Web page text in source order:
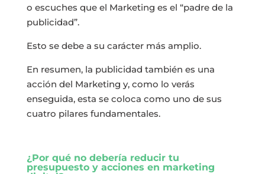
o escuches que el Marketing es el “padre de la
publicidad”.
Esto se debe a su carácter más amplio.
En resumen, la publicidad también es una
acción del Marketing y, como lo verás
enseguida, esta se coloca como uno de sus
cuatro pilares fundamentales.
¿Por qué no debería reducir tu
presupuesto y acciones en marketing